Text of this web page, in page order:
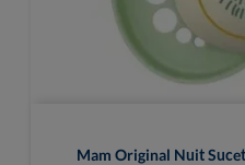
Mam Original Nuit